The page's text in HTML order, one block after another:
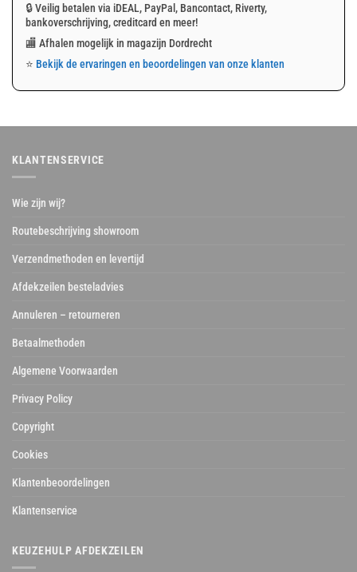
🔒 Veilig betalen via iDEAL, PayPal, Bancontact, Riverty,
bankoverschrijving, creditcard en meer!
🏬 Afhalen mogelijk in magazijn Dordrecht
⭐ Bekijk de ervaringen en beoordelingen van onze klanten
KLANTENSERVICE
Wie zijn wij?
Routebeschrijving showroom
Verzendmethoden en levertijd
Afdekzeilen besteladvies
Annuleren – retourneren
Betaalmethoden
Algemene Voorwaarden
Privacy Policy
Copyright
Cookies
Klantenbeoordelingen
Klantenservice
KEUZEHULP AFDEKZEILEN